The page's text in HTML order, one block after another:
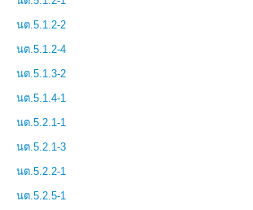
นต.5.1.2-2
นต.5.1.2-4
นต.5.1.3-2
นต.5.1.4-1
นต.5.2.1-1
นต.5.2.1-3
นต.5.2.2-1
นต.5.2.5-1